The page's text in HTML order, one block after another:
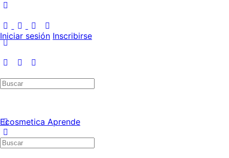
Iniciar sesión Inscribirse
Ecosmetica Aprende